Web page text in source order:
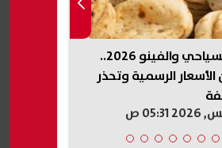
أسعار الخبز السياحي والفينو 2026..
الرسمية وتحذر